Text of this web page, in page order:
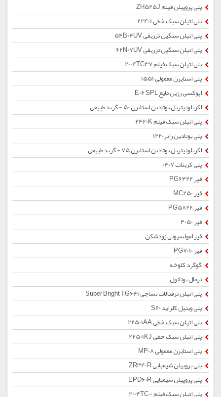
پلی پروپیلن فیلم ZH525J
پلی اتیلن سبک خطی 22401
پلی اتیلن سنگین تزریقی 54B04UV
پلی اتیلن سنگین تزریقی 62N07UV
پلی اتیلن سبک فیلم 2004TC37
پلی استایرن معمولی 1551
اپوکسی رزین مایع E06 SPL
اکریلونیتریل بوتادین استایرن 50 - گرید طبیعی
پلی اتیلن سبک فیلم 2420K
پلی بوتادین رابر1220
اکریلونیتریل بوتادین استایرن 75 - گرید طبیعی
پلی کربنات 0407
قیر PG6422
قیر MC250
قیر PG5822
قیر 4050
قیر امولسیونی زودشکن
قیر PG7010
گوگرد کلوخه
نرمال بوتانول
پلی اتیلن ترفتالات نساجی Super Bright TG641
پلی وینیل کلراید S60
پلی اتیلن سبک خطی 22501AA
پلی اتیلن سبک خطی 22501KJ
پلی استایرن معمولی MP08
پلی پروپیلن شیمیایی ZR340R
پلی پروپیلن شیمیایی EPD60R
پلی اتیلن سبک فیلم 2004TC00